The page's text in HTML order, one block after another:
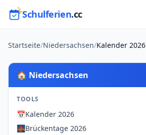
Schulferien.cc
Startseite/Niedersachsen/Kalender 2026
🏠 Niedersachsen
TOOLS
📅Kalender 2026
🌉Brückentage 2026